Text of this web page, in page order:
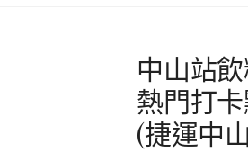
中山站
熱門打
(捷運中